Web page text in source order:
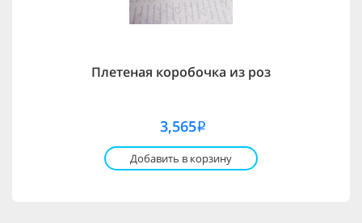
Плетеная коробочка из роз
3,565i
Добавить в корзину